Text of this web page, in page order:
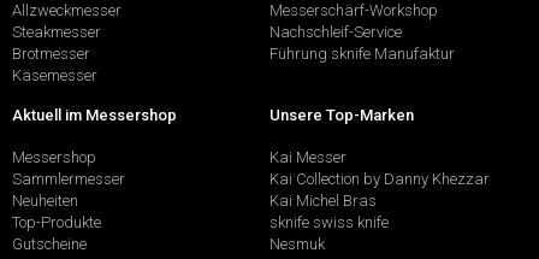
Allzweckmesser
Steakmesser
Brotmesser
Käsemesser
Messerschärf-Workshop
Nachschleif-Service
Führung sknife Manufaktur
Aktuell im Messershop
Messershop
Sammlermesser
Neuheiten
Top-Produkte
Gutscheine
Unsere Top-Marken
Kai Messer
Kai Collection by Danny Khezzar
Kai Michel Bras
sknife swiss knife
Nesmuk